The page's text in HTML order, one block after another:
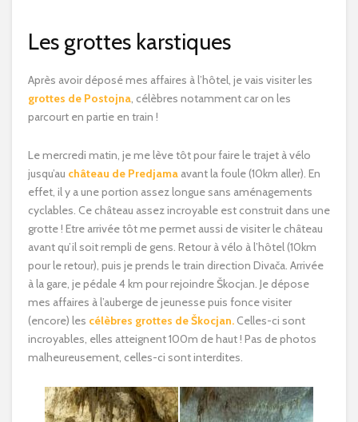
Les grottes karstiques
Après avoir déposé mes affaires à l’hôtel, je vais visiter les
grottes de Postojna, célèbres notamment car on les
parcourt en partie en train !
Le mercredi matin, je me lève tôt pour faire le trajet à vélo
jusqu’au château de Predjama avant la foule (10km aller). En
effet, il y a une portion assez longue sans aménagements
cyclables. Ce château assez incroyable est construit dans une
grotte ! Etre arrivée tôt me permet aussi de visiter le château
avant qu’il soit rempli de gens. Retour à vélo à l’hôtel (10km
pour le retour), puis je prends le train direction Divača. Arrivée
à la gare, je pédale 4 km pour rejoindre Škocjan. Je dépose
mes affaires à l’auberge de jeunesse puis fonce visiter
(encore) les célèbres grottes de Škocjan. Celles-ci sont
incroyables, elles atteignent 100m de haut ! Pas de photos
malheureusement, celles-ci sont interdites.